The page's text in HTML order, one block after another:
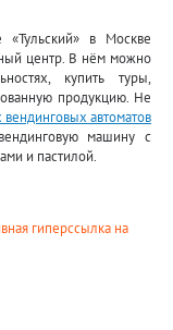
«Тульский» в Москве
центр. В нём можно
купить туры,
продукцию. Не
автоматов
машину с
и пастилой.
гиперссылка на